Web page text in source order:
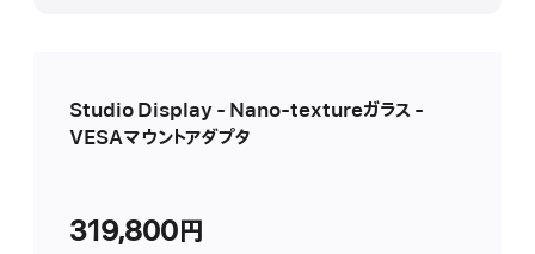
Studio Display - Nano-textureガラス -
VESAマウントアダプタ
319,800円